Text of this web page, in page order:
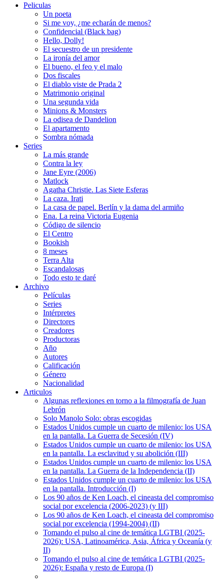
Peliculas
Un poeta
Si me voy, ¿me echarán de menos?
Confidencial (Black bag)
Hello, Dolly!
El secuestro de un presidente
La ironía del amor
El bueno, el feo y el malo
Dos fiscales
El diablo viste de Prada 2
Matrimonio original
Una segunda vida
Minions & Monsters
La odisea de Dandelion
El apartamento
Sombra nómada
Series
La más grande
Contra la ley
Jane Eyre (2006)
Matlock
Agatha Christie. Las Siete Esferas
La caza. Irati
La casa de papel. Berlín y la dama del armiño
Ena. La reina Victoria Eugenia
Código de silencio
El Centro
Bookish
8 meses
Terra Alta
Escandalosas
Todo esto te daré
Archivo
Películas
Series
Intérpretes
Directores
Creadores
Productoras
Año
Autores
Calificación
Género
Nacionalidad
Articulos
Algunas reflexiones en torno a la filmografía de Juan
Lebrón
Solo Manolo Solo: obras escogidas
Estados Unidos cumple un cuarto de milenio: los USA
en la pantalla. La Guerra de Secesión (IV)
Estados Unidos cumple un cuarto de milenio: los USA
en la pantalla. La esclavitud y su abolición (III)
Estados Unidos cumple un cuarto de milenio: los USA
en la pantalla. La Guerra de la Independencia (II)
Estados Unidos cumple un cuarto de milenio: los USA
en la pantalla. Introducción (I)
Los 90 años de Ken Loach, el cineasta del compromiso
social por excelencia (2006-2023) (y III)
Los 90 años de Ken Loach, el cineasta del compromiso
social por excelencia (1994-2004) (II)
Tomando el pulso al cine de temática LGTBI (2025-
2026): USA, Latinoamérica, Asia, África y Oceanía (y
II)
Tomando el pulso al cine de temática LGTBI (2025-
2026): España y resto de Europa (I)